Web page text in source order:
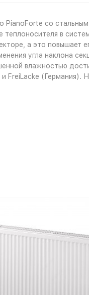
PianoForte со
в
а это повышает
угла наклона
влажностью
FreiLacke